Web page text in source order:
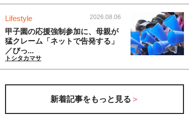
Lifestyle 2026.08.06
甲子園の応援強制参加に、母親が
猛クレーム「ネットで告発する」
／びっ...
トシタカマサ
新着記事をもっと見る